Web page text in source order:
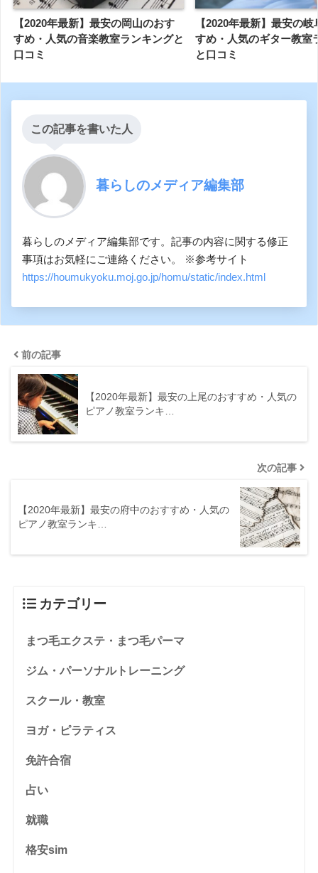
【2020年最新】最安の岡山のおす
すめ・人気の音楽教室ランキングと
口コミ
【2020年最新】最安の
すめ・人気のギター教室
と口コミ
この記事を書いた人
暮らしのメディア編集部
暮らしのメディア編集部です。記事の内容に関する修正
事項はお気軽にご連絡ください。 ※参考サイト
https://houmukyoku.moj.go.jp/homu/static/index.html
前の記事
【2020年最新】最安の上尾のおすすめ・人気の
ピアノ教室ランキ…
次の記事
【2020年最新】最安の府中のおすすめ・人気の
ピアノ教室ランキ…
カテゴリー
まつ毛エクステ・まつ毛パーマ
ジム・パーソナルトレーニング
スクール・教室
ヨガ・ピラティス
免許合宿
占い
就職
格安sim